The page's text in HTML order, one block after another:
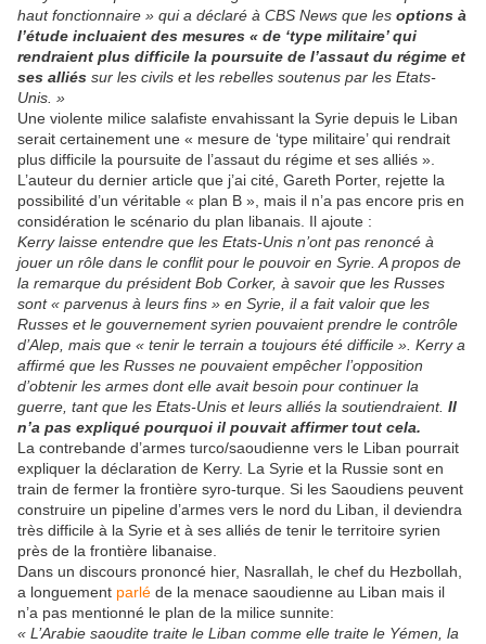
haut fonctionnaire » qui a déclaré à CBS News que les options à
l’étude incluaient des mesures « de ‘type militaire’ qui
rendraient plus difficile la poursuite de l’assaut du régime et
ses alliés sur les civils et les rebelles soutenus par les Etats-
Unis. »
Une violente milice salafiste envahissant la Syrie depuis le Liban
serait certainement une « mesure de ‘type militaire’ qui rendrait
plus difficile la poursuite de l’assaut du régime et ses alliés ».
L’auteur du dernier article que j’ai cité, Gareth Porter, rejette la
possibilité d’un véritable « plan B », mais il n’a pas encore pris en
considération le scénario du plan libanais. Il ajoute :
Kerry laisse entendre que les Etats-Unis n’ont pas renoncé à
jouer un rôle dans le conflit pour le pouvoir en Syrie. A propos de
la remarque du président Bob Corker, à savoir que les Russes
sont « parvenus à leurs fins » en Syrie, il a fait valoir que les
Russes et le gouvernement syrien pouvaient prendre le contrôle
d’Alep, mais que « tenir le terrain a toujours été difficile ». Kerry a
affirmé que les Russes ne pouvaient empêcher l’opposition
d’obtenir les armes dont elle avait besoin pour continuer la
guerre, tant que les Etats-Unis et leurs alliés la soutiendraient. Il
n’a pas expliqué pourquoi il pouvait affirmer tout cela.
La contrebande d’armes turco/saoudienne vers le Liban pourrait
expliquer la déclaration de Kerry. La Syrie et la Russie sont en
train de fermer la frontière syro-turque. Si les Saoudiens peuvent
construire un pipeline d’armes vers le nord du Liban, il deviendra
très difficile à la Syrie et à ses alliés de tenir le territoire syrien
près de la frontière libanaise.
Dans un discours prononcé hier, Nasrallah, le chef du Hezbollah,
a longuement parlé de la menace saoudienne au Liban mais il
n’a pas mentionné le plan de la milice sunnite:
« L’Arabie saoudite traite le Liban comme elle traite le Yémen, la